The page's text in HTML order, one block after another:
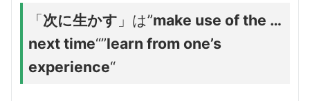
「次に生かす 」は”make use of the …
next time“”learn from one’s
experience“